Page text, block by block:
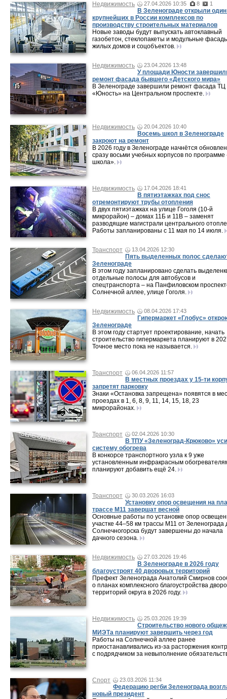
Недвижимость 27.04.2026 10:35 8 1
В Зеленограде открыли один
крупнейших в России комплексов по
производству строительных материалов
Новые заводы будут выпускать автоклавный
газобетон, стеклопакеты и модульные
жилых домов и соцобъектов.
Недвижимость 23.04.2026 13:48
У площади Юности
ремонт фасада бывшего «Детского мира»
В Зеленограде завершили ремонт фасада ТЦ
«Юность» на Центральном проспекте.
Недвижимость 20.04.2026 10:40
Восемь школ в Зеленограде
закроют на ремонт
В 2026 году в Зеленограде начнётся
сразу восьми учебных корпусов по
школа».
Недвижимость 17.04.2026 18:41
В пятиэтажках под снос
отремонтируют трубы отопления
В двух пятиэтажках на улице Гоголя (10-й
микрорайон) – домах 11Б и 11В – заменят
разводящие магистрали центрального
Работы запланированы с 11 мая по 14 июля.
Транспорт 13.04.2026 12:30
Пять выделенных полос
Зеленограде
В этом году запланировано сделать
отдельные полосы для автобусов и
спецтранспорта – на Панфиловском
Солнечной аллее, улице Гоголя.
Недвижимость 08.04.2026 17:43
Гипермаркет «Глобус»
Зеленограде
В этом году стартует проектирование, начать
строительство гипермаркета планируют в
Точное место пока не называется.
Транспорт 06.04.2026 11:57
В местных проездах у 15-ти
запретят парковку
Знаки «Остановка запрещена» появятся в
проездах в 1, 6, 8, 9, 11, 14, 15, 18, 23
микрорайонах.
Транспорт 02.04.2026 10:30
В ТПУ «Зеленоград-Крюково»
систему обогрева
В конкорсе транспортного узла к 9 уже
установленным инфракрасным
планируют добавить ещё 24.
Транспорт 30.03.2026 16:03
Установку опор освещения на
трассе М11 завершат весной
Основные работы по установке опор
участке 44–58 км трассы М11 от Зеленограда
Солнечногорска будут завершены до начала
дачного сезона.
Недвижимость 27.03.2026 19:46
В Зеленограде в 2026 году
благоустроят 40 дворовых территорий
Префект Зеленограда Анатолий Смирнов
о планах комплексного благоустройства
территорий округа в 2026 году.
Недвижимость 25.03.2026 19:39
Строительство нового
МИЭТа планируют завершить через год
Работы на Солнечной аллее ранее
приостанавливались из-за расторжения
с подрядчиком за невыполнение
Спорт 23.03.2026 11:34
Федерацию регби Зеленограда
новый президент